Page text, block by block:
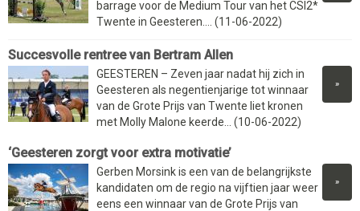
barrage voor de Medium Tour van het CSI2*
Twente in Geesteren.... (11-06-2022)
Succesvolle rentree van Bertram Allen
»
GEESTEREN – Zeven jaar nadat hij zich in
Geesteren als negentienjarige tot winnaar
van de Grote Prijs van Twente liet kronen
met Molly Malone keerde... (10-06-2022)
‘Geesteren zorgt voor extra motivatie’
»
Gerben Morsink is een van de belangrijkste
kandidaten om de regio na vijftien jaar weer
eens een winnaar van de Grote Prijs van